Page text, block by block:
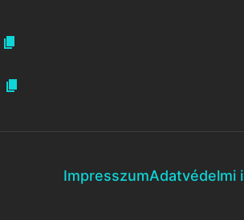


ImpresszumAdatvédelmi